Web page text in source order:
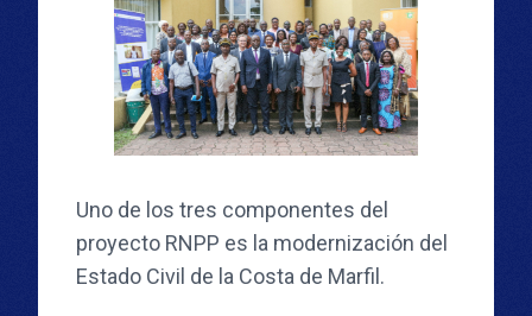
Uno de los tres componentes del
proyecto RNPP es la modernización del
Estado Civil de la Costa de Marfil.